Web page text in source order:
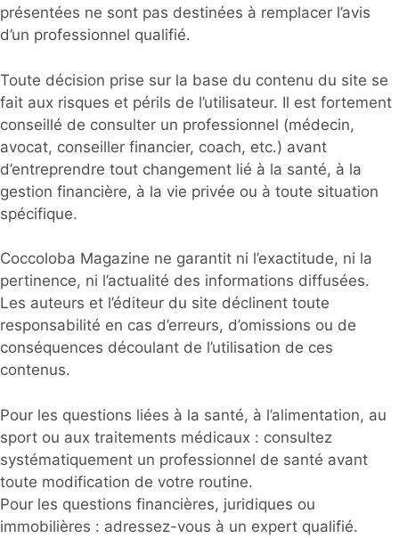
présentées ne sont pas destinées à remplacer l’avis
d’un professionnel qualifié.
Toute décision prise sur la base du contenu du site se
fait aux risques et périls de l’utilisateur. Il est fortement
conseillé de consulter un professionnel (médecin,
avocat, conseiller financier, coach, etc.) avant
d’entreprendre tout changement lié à la santé, à la
gestion financière, à la vie privée ou à toute situation
spécifique.
Coccoloba Magazine ne garantit ni l’exactitude, ni la
pertinence, ni l’actualité des informations diffusées.
Les auteurs et l’éditeur du site déclinent toute
responsabilité en cas d’erreurs, d’omissions ou de
conséquences découlant de l’utilisation de ces
contenus.
Pour les questions liées à la santé, à l’alimentation, au
sport ou aux traitements médicaux : consultez
systématiquement un professionnel de santé avant
toute modification de votre routine.
Pour les questions financières, juridiques ou
immobilières : adressez-vous à un expert qualifié.